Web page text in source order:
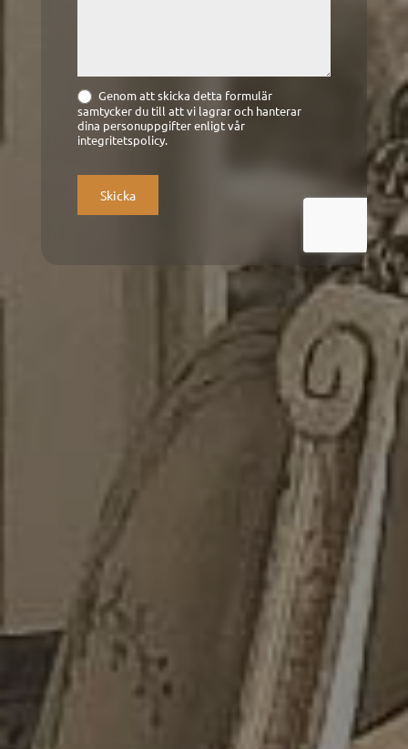
Genom att skicka detta formulär
samtycker du till att vi lagrar och hanterar
dina personuppgifter enligt vår
integritetspolicy.
Skicka